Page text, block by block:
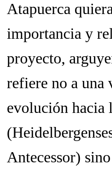
Atapuerca
importancia y
proyecto,
refiere no a una
evolución hacia
Antecessor)